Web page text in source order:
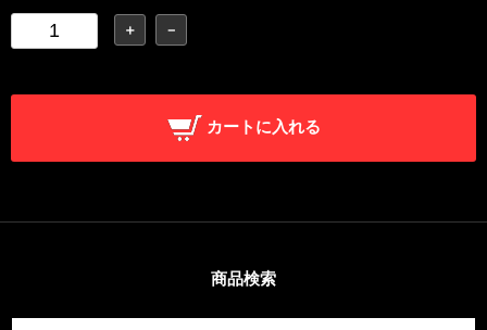
＋ －
カートに入れる
商品検索